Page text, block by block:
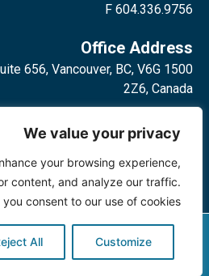
We value your privacy
your browsing experience,
content, and analyze our traffic.
consent to our use of cookies.
Customize
All
F 604.336.9756
Office Address
656, Vancouver, BC, V6G
2Z6, Canada
Toronto, ON, M4W 3E2, Canada
Titan Law Corp. All rights
reserved.